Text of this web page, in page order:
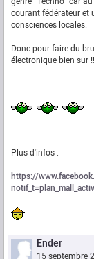
courant fédérateur et
consciences locales.
Donc pour faire du
électronique bien sur
Plus d'infos :
https://
Ender
15 septembre